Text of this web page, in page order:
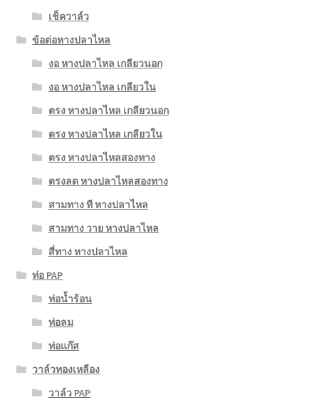
เช็ควาล์ว
ข้อต่อหางปลาไหล
งอ หางปลาไหล เกลียวนอก
งอ หางปลาไหล เกลียวใน
ตรง หางปลาไหล เกลียวนอก
ตรง หางปลาไหล เกลียวใน
ตรง หางปลาไหลสองทาง
ตรงลด หางปลาไหลสองทาง
สามทาง ที หางปลาไหล
สามทาง วาย หางปลาไหล
สี่ทาง หางปลาไหล
ท่อ PAP
ท่อน้ำร้อน
ท่อลม
ท่อแก๊ส
วาล์วทองเหลือง
วาล์ว PAP